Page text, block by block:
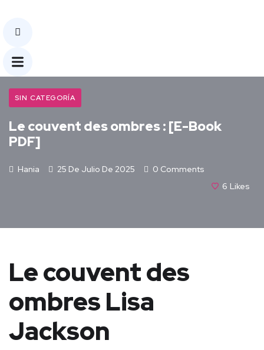
SIN CATEGORÍA
Le couvent des ombres : [E-Book
PDF]
Hania 25 De Julio De 2025
0 Comments
6 Likes
Le couvent des
ombres Lisa
Jackson